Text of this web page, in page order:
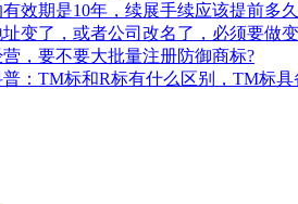
效期是10年，续展手续应该提前多
变了，或者公司改名了，必须要做
，要不要大批量注册防御商标?
：TM标和R标有什么区别，TM标具